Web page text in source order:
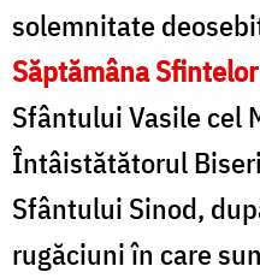
solemnitate
Săptămâna
Sfântului Vasile cel
Întâistătătorul
Sfântului Sinod,
rugăciuni în care